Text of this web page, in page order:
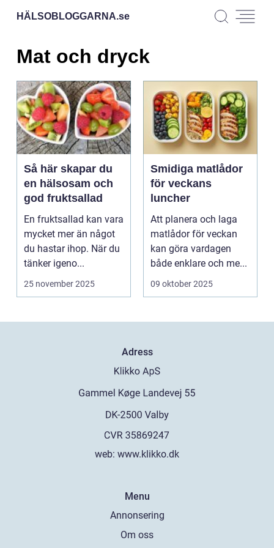
HÄLSOBLOGGARNA.se
Mat och dryck
Så här skapar du
en hälsosam och
god fruktsallad
En fruktsallad kan vara
mycket mer än något
du hastar ihop. När du
tänker igeno...
25 november 2025
Smidiga matlådor
för veckans
luncher
Att planera och laga
matlådor för veckan
kan göra vardagen
både enklare och me...
09 oktober 2025
Adress
web: www.klikko.dk
Menu
Annonsering
Om oss